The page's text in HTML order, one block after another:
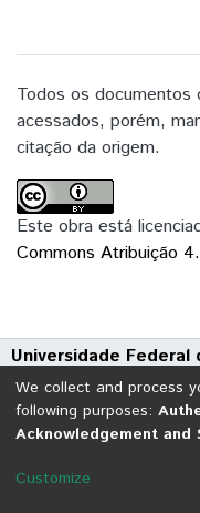
o
como
Todos os documentos
acessados, porém,
citação da origem.
Este obra está
Commons Atribuição
Universidade
Avenida Tarquínio
CEP: 85870-
DSpace software
We collect and process
following purposes:
Acknowledgement and
Customize